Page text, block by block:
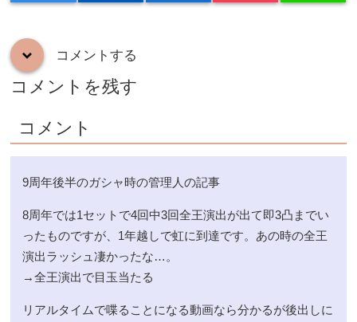
down コメントする
コメントを残す
コメント
9周年後半のガシャ時の管理人の記事
8周年では1セットで4回中3回全王演出が出て即3凸までい
ったものですが、1年越しで虹に到達です。あの時の全王
演出ラッシュ凄かったな…。
→全王演出で目玉当たる
リアルタイムで喋ることになる動画なら分かるが後出しに